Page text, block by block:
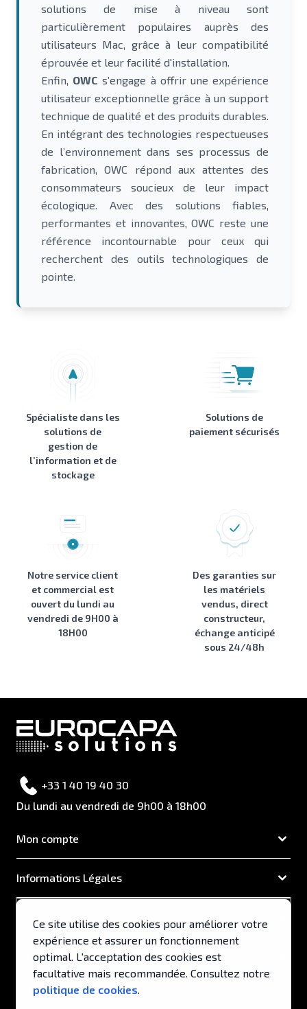
solutions de mise à niveau sont
particulièrement populaires auprès des
utilisateurs Mac, grâce à leur compatibilité
éprouvée et leur facilité d'installation.
Enfin, OWC s’engage à offrir une expérience
utilisateur exceptionnelle grâce à un support
technique de qualité et des produits durables.
En intégrant des technologies respectueuses
de l’environnement dans ses processus de
fabrication, OWC répond aux attentes des
consommateurs soucieux de leur impact
écologique. Avec des solutions fiables,
performantes et innovantes, OWC reste une
référence incontournable pour ceux qui
recherchent des outils technologiques de
pointe.
Spécialiste dans les
solutions de
gestion de
l’information et de
stockage
Solutions de
paiement sécurisés
Notre service client
et commercial est
ouvert du lundi au
vendredi de 9H00 à
18H00
Des garanties sur
les matériels
vendus, direct
constructeur,
échange anticipé
sous 24/48h
+33 1 40 19 40 30
Du lundi au vendredi de 9h00 à 18h00
Mon compte
Informations Légales
Support & Services
Ce site utilise des cookies pour améliorer votre
expérience et assurer un fonctionnement
optimal. L'acceptation des cookies est
facultative mais recommandée. Consultez notre
politique de cookies.